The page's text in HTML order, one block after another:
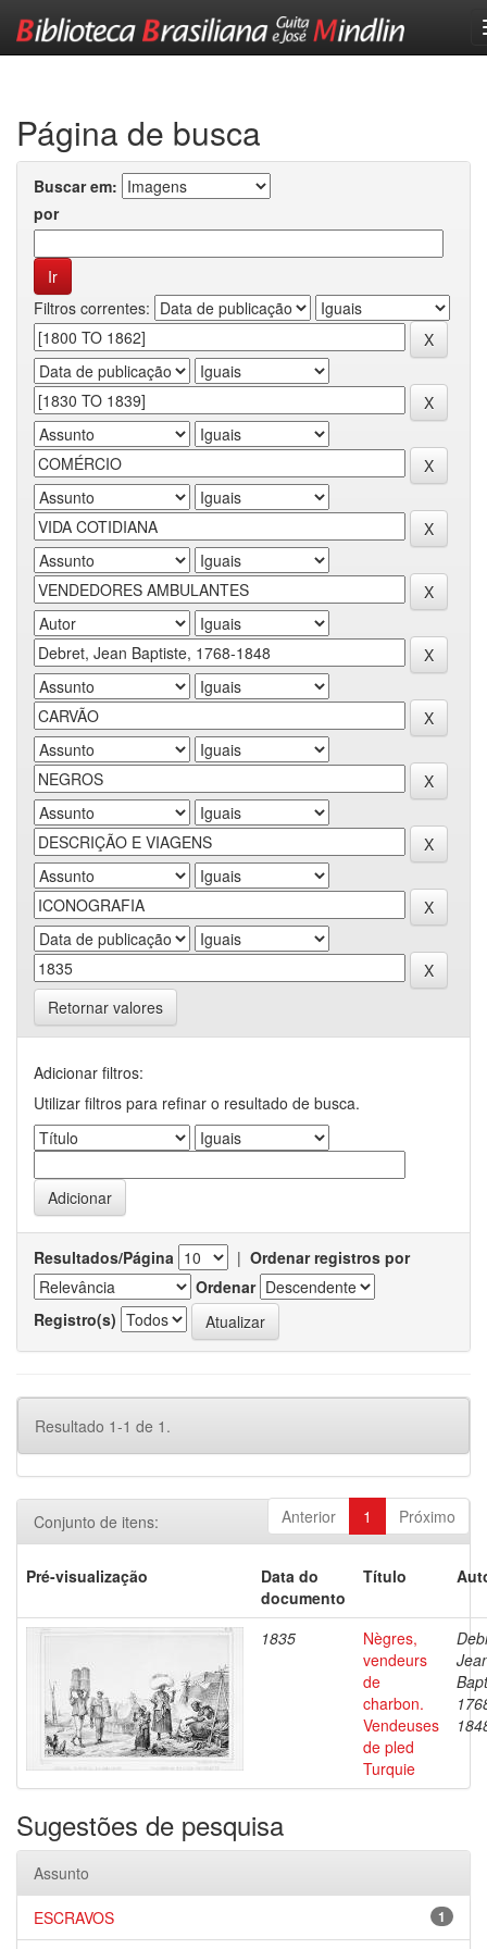
Página de busca
Buscar em:
por
Filtros correntes:
Retornar valores
Adicionar filtros:
Utilizar filtros para refinar o resultado de busca.
Resultados/Página | Ordenar registros por
Ordenar
Registro(s)
Resultado 1-1 de 1.
Anterior 1 Próximo
Conjunto de itens:
Pré-visualização
Data do
documento
Título
1835
Nègres,
vendeurs
de
charbon.
Vendeuses
de pled
Turquie
Sugestões de pesquisa
Assunto
1
ESCRAVOS